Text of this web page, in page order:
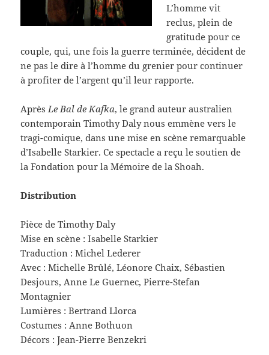
L’homme vit
reclus, plein de
gratitude pour ce
couple, qui, une fois la guerre terminée, décident de
ne pas le dire à l’homme du grenier pour continuer
à profiter de l’argent qu’il leur rapporte.
Après Le Bal de Kafka, le grand auteur australien
contemporain Timothy Daly nous emmène vers le
tragi-comique, dans une mise en scène remarquable
d’Isabelle Starkier. Ce spectacle a reçu le soutien de
la Fondation pour la Mémoire de la Shoah.
Distribution
Pièce de Timothy Daly
Mise en scène : Isabelle Starkier
Traduction : Michel Lederer
Avec : Michelle Brûlé, Léonore Chaix, Sébastien
Desjours, Anne Le Guernec, Pierre-Stefan
Montagnier
Lumières : Bertrand Llorca
Costumes : Anne Bothuon
Décors : Jean-Pierre Benzekri